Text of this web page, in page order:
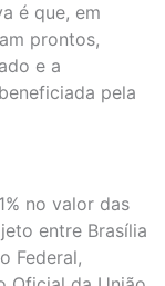
é que, em
prontos,
e a
pela
no valor das
entre Brasília
Federal,